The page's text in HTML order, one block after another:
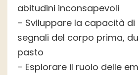
abitudini inconsapevoli
– Sviluppare la capacità
segnali del corpo prima,
pasto
– Esplorare il ruolo delle